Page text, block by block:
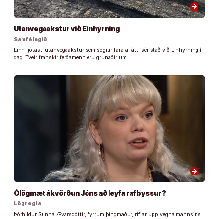
arrow_forward
Utanvegaakstur við Einhyrning
Samfélagið
Einn ljótasti utanvegaakstur sem sögiur fara af átti sér stað við Einhyrning í
dag. Tveir franskir ferðamenn eru grunaðir um …
arrow_forward
Ólögmæt ákvörðun Jóns að leyfa rafbyssur?
Lögregla
Þórhildur Sunna Ævarsdóttir, fyrrum þingmaður, rifjar upp vegna mannsins